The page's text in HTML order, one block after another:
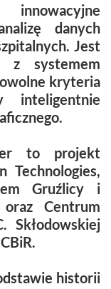
danych
Jest
z systemem
kryteria
inteligentnie
to projekt
Technologies,
Gruźlicy i
Centrum
historii